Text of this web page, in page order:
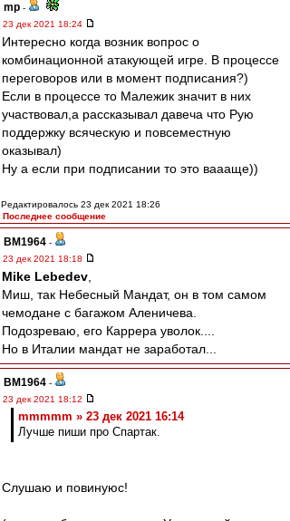
mp -
23 дек 2021 18:24
Интересно когда возник вопрос о
комбинационной атакующей игре. В процессе
переговоров или в момент подписания?)
Если в процессе то Малежик значит в них
участвовал,а рассказывал давеча что Рую
поддержку всяческую и повсеместную
оказывал)
Ну а если при подписании то это ваааще))
Редактировалось 23 дек 2021 18:26
Последнее сообщение
BM1964 -
23 дек 2021 18:18
Mike Lebedev
Миш, так Небесный Мандат, он в том самом
чемодане с багажом Аленичева.
Подозреваю, его Каррера уволок....
Но в Италии мандат не заработал...
BM1964 -
23 дек 2021 18:12
mmmmm » 23 дек 2021 16:14
Лучше пиши про Спартак.
Слушаю и повинуюс!